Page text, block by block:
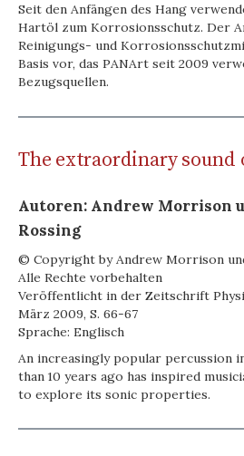
Seit den Anfängen des Hang
Hartöl zum Korrosionsschutz. Der
Reinigungs- und
Basis vor, das PANArt seit 2009
Bezugsquellen.
The extraordinary sound
Autoren: Andrew Morrison
Rossing
© Copyright by Andrew Morrison
Alle Rechte vorbehalten
Veröffentlicht in der Zeitschrift
März 2009, S. 66-67
Sprache: Englisch
An increasingly popular percussion
than 10 years ago has inspired
to explore its sonic properties.